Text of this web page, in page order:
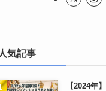
人気記事
【2024年